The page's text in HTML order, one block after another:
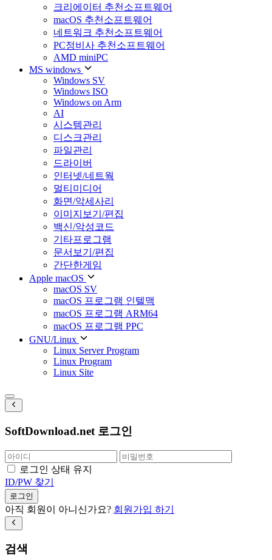
크리에이터 추천소프트웨어
macOS 추천소프트웨어
네트워크 추천소프트웨어
PC정비사 추천소프트웨어
AMD miniPC
MS windows
Windows SV
Windows ISO
Windows on Arm
AI
시스템관리
디스크관리
파일관리
드라이버
인터넷/네트웍
멀티미디어
화면/악세사리
이미지보기/편집
백신/악성코드
기타프로그램
문서보기/편집
간단한게임
Apple macOS
macOS SV
macOS 프로그램 인텔맥
macOS 프로그램 ARM64
macOS 프로그램 PPC
GNU/Linux
Linux Server Program
Linux Program
Linux Site
SoftDownload.net 로그인
로그인 상태 유지
ID/PW 찾기
로그인
아직 회원이 아니신가요? 회원가입 하기
검색